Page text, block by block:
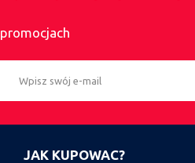
promocjach
JAK KUPOWAC?